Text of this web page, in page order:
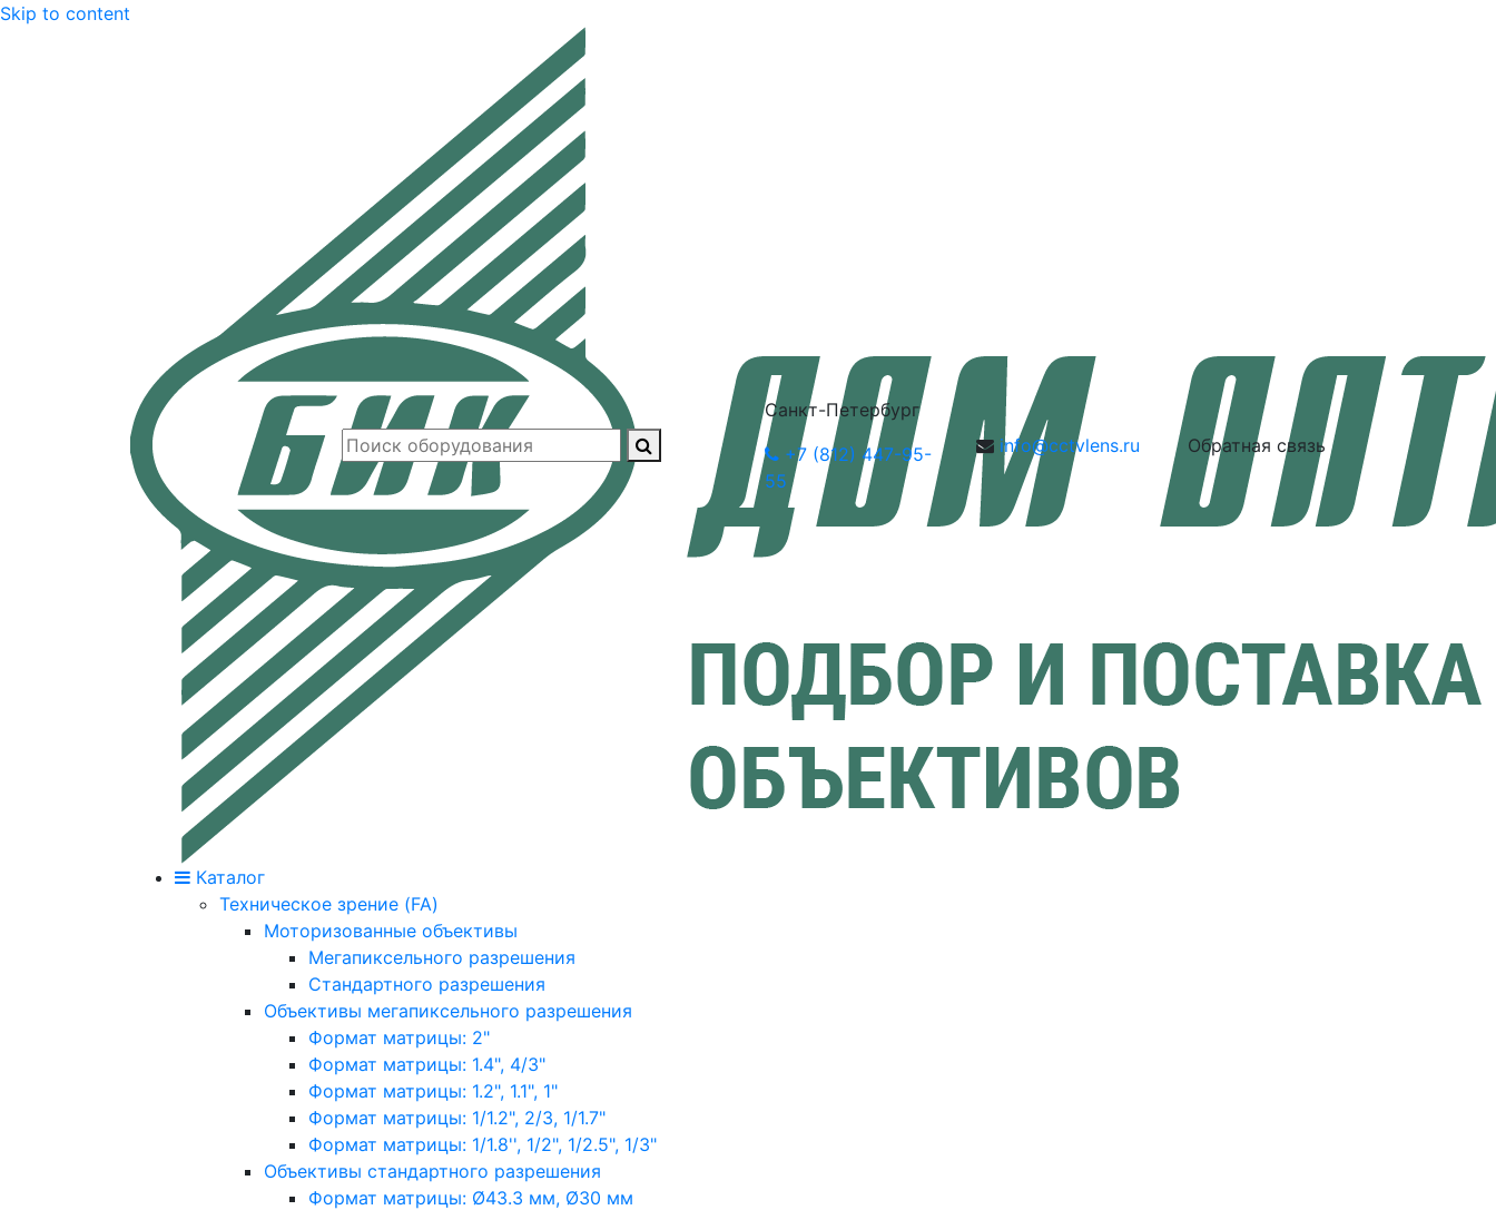
Skip to content
Санкт-Петербург
+7 (812) 447-95-
55
info@cctvlens.ru Обратная связь
Каталог
Техническое зрение (FA)
Моторизованные объективы
Мегапиксельного разрешения
Стандартного разрешения
Объективы мегапиксельного разрешения
Формат матрицы: 2"
Формат матрицы: 1.4", 4/3"
Формат матрицы: 1.2", 1.1", 1"
Формат матрицы: 1/1.2", 2/3, 1/1.7"
Формат матрицы: 1/1.8'', 1/2", 1/2.5", 1/3"
Объективы стандартного разрешения
Формат матрицы: Ø43.3 мм, Ø30 мм